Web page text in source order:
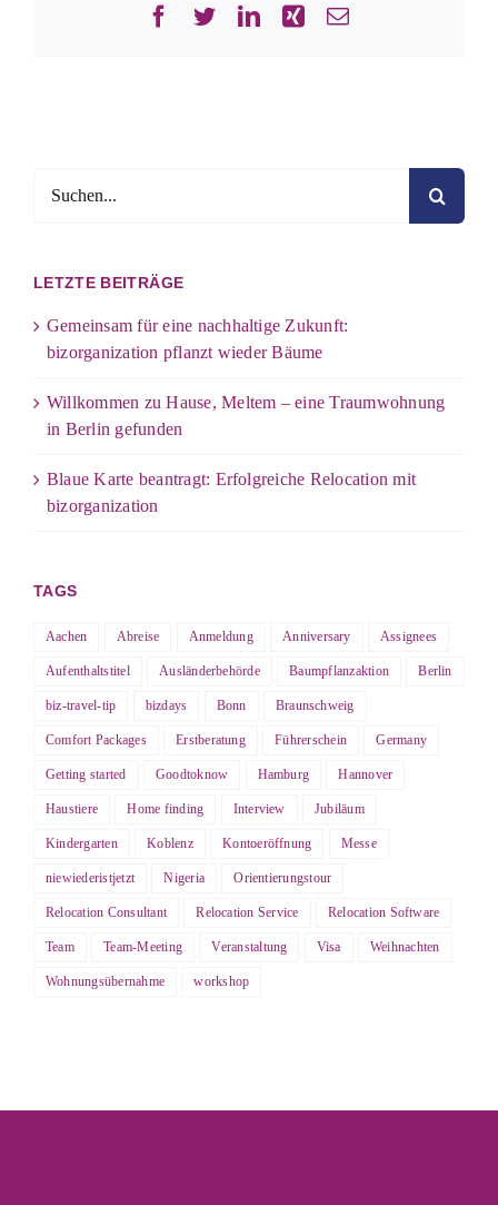
Facebook
TwitterLinkedIn
XingE-
nach:
LETZTE BEITRÄGE
Gemeinsam für eine nachhaltige Zukunft:
bizorganization pflanzt wieder Bäume
Willkommen zu Hause, Meltem – eine Traumwohnung
in Berlin gefunden
Blaue Karte beantragt: Erfolgreiche Relocation mit
bizorganization
TAGS
Aachen Abreise Anmeldung Anniversary Assignees
Aufenthaltstitel Ausländerbehörde Baumpflanzaktion Berlin
biz-travel-tip bizdays Bonn Braunschweig
Comfort Packages Erstberatung Führerschein Germany
Getting started Goodtoknow Hamburg Hannover
Haustiere Home finding Interview Jubiläum
Kindergarten Koblenz Kontoeröffnung Messe
niewiederistjetzt Nigeria Orientierungstour
Relocation Consultant Relocation Service Relocation Software
Team Team-Meeting Veranstaltung Visa Weihnachten
Wohnungsübernahme workshop